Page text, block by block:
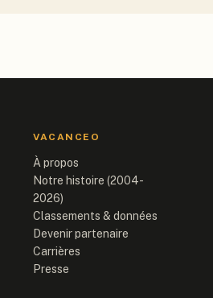
VACANCEO
À propos
Notre histoire (2004-
2026)
Classements & données
Devenir partenaire
Carrières
Presse